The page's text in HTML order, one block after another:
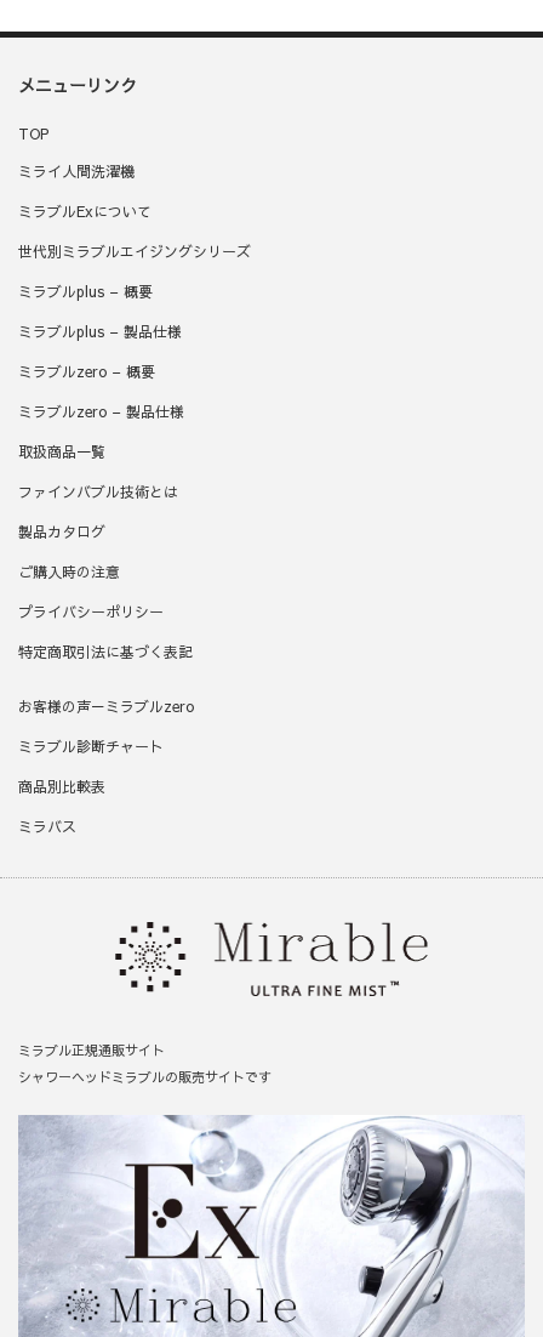
メニューリンク
TOP
ミライ人間洗濯機
ミラブルExについて
世代別ミラブルエイジングシリーズ
ミラブルplus – 概要
ミラブルplus – 製品仕様
ミラブルzero – 概要
ミラブルzero – 製品仕様
取扱商品一覧
ファインバブル技術とは
製品カタログ
ご購入時の注意
プライバシーポリシー
特定商取引法に基づく表記
お客様の声－ミラブルzero
ミラブル診断チャート
商品別比較表
ミラバス
ミラブル正規通販サイト
シャワーヘッドミラブルの販売サイトです